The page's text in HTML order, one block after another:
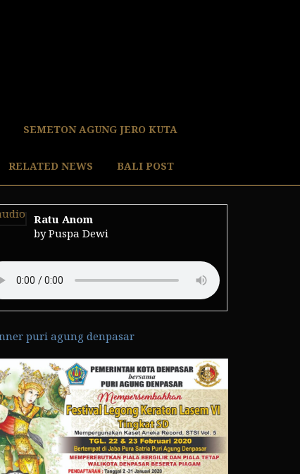
SEMETON AGUNG JERO KUTA
RELATED NEWS BALI POST
Ratu Anom
by Puspa Dewi